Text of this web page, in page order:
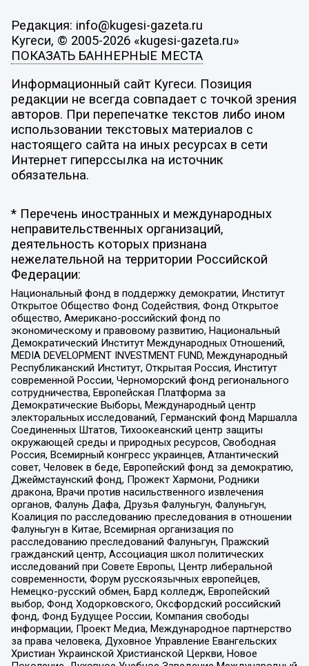
Редакция: info@kugesi-gazeta.ru
Кугеси, © 2005-2026 «kugesi-gazeta.ru»
ПОКАЗАТЬ БАННЕРНЫЕ МЕСТА
Информационный сайт Кугеси. Позиция
редакции не всегда совпадает с точкой зрения
авторов. При перепечатке текстов либо ином
использовании текстовых материалов с
настоящего сайта на иных ресурсах в сети
Интернет гиперссылка на источник
обязательна.
* Перечень иностранных и международных
неправительственных организаций,
деятельность которых признана
нежелательной на территории Российской
Федерации:
Национальный фонд в поддержку демократии, Институт
Открытое Общество Фонд Содействия, Фонд Открытое
общество, Американо-российский фонд по
экономическому и правовому развитию, Национальный
Демократический Институт Международных Отношений,
MEDIA DEVELOPMENT INVESTMENT FUND, Международный
Республиканский Институт, Открытая Россия, Институт
современной России, Черноморский фонд регионального
сотрудничества, Европейская Платформа за
Демократические Выборы, Международный центр
электоральных исследований, Германский фонд Маршалла
Соединенных Штатов, Тихоокеанский центр защиты
окружающей среды и природных ресурсов, Свободная
Россия, Всемирный конгресс украинцев, Атлантический
совет, Человек в беде, Европейский фонд за демократию,
Джеймстаунский фонд, Прожект Хармони, Родники
дракона, Врачи против насильственного извлечения
органов, Фалунь Дафа, Друзья Фалуньгун, Фалуньгун,
Коалиция по расследованию преследования в отношении
Фалуньгун в Китае, Всемирная организация по
расследованию преследований Фалуньгун, Пражский
гражданский центр, Ассоциация школ политических
исследований при Совете Европы, Центр либеральной
современности, Форум русскоязычных европейцев,
Немецко-русский обмен, Бард колледж, Европейский
выбор, Фонд Ходорковского, Оксфордский российский
фонд, Фонд Будущее России, Компания свободы
информации, Проект Медиа, Международное партнерство
за права человека, Духовное Управление Евангельских
Христиан Украинской Христианской Церкви, Новое